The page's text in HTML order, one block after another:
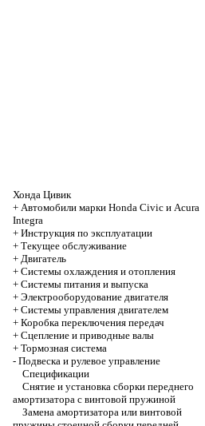
Хонда Цивик
+ Автомобили марки Honda Civic и Acura
Integra
+ Инструкция по эксплуатации
+ Текущее обслуживание
+ Двигатель
+ Системы охлаждения и отопления
+ Системы питания и выпуска
+ Электрооборудование двигателя
+ Системы управления двигателем
+ Коробка переключения передач
+ Cцепление и приводные валы
+ Тормозная система
- Подвеска и рулевое управление
Спецификации
Снятие и установка сборки переднего
амортизатора с винтовой пружиной
Замена амортизатора или винтовой